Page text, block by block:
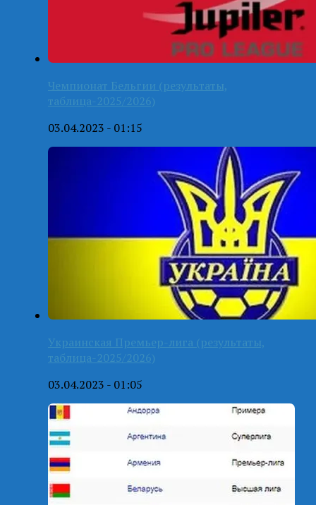
Чемпионат Бельгии (результаты,
таблица-2025/2026)
03.04.2023 - 01:15
Украинская Премьер-лига (результаты,
таблица-2025/2026)
03.04.2023 - 01:05